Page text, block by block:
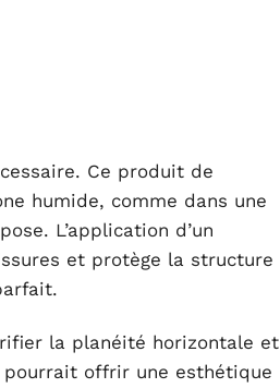
Ce produit de
humide, comme dans une
L’application d’un
et protège la structure
la planéité horizontale et
pourrait offrir une esthétique